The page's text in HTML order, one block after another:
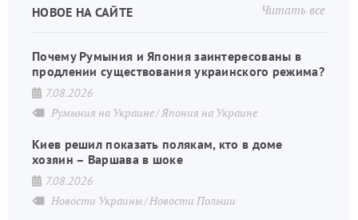
Читать все
НОВОЕ НА САЙТЕ
Почему Румыния и Япония заинтересованы в
продлении существования украинского режима?
7.08.2026
Румыния на Украине Япония на Украине
Киев решил показать полякам, кто в доме
хозяин – Варшава в шоке
7.08.2026
Новости Украины Новости Польши